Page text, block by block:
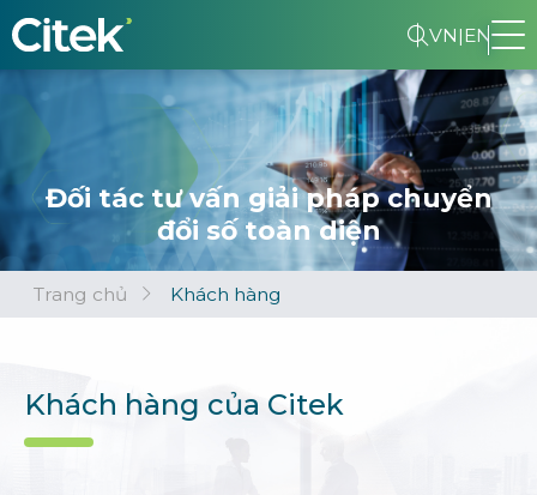
VN|EN
Đối tác tư vấn giải pháp chuyển
đổi số toàn diện
Trang chủ Khách hàng
Khách hàng của Citek